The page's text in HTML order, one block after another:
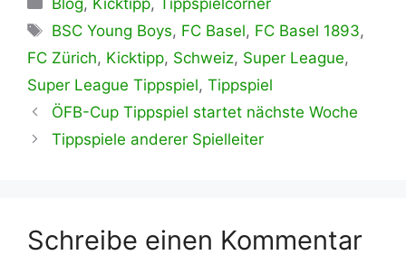
Schlagwörter
BSC Young Boys, FC Basel, FC Basel 1893,
FC Zürich, Kicktipp, Schweiz, Super League,
Super League Tippspiel, Tippspiel
ÖFB-Cup Tippspiel startet nächste Woche
Tippspiele anderer Spielleiter
Schreibe einen Kommentar